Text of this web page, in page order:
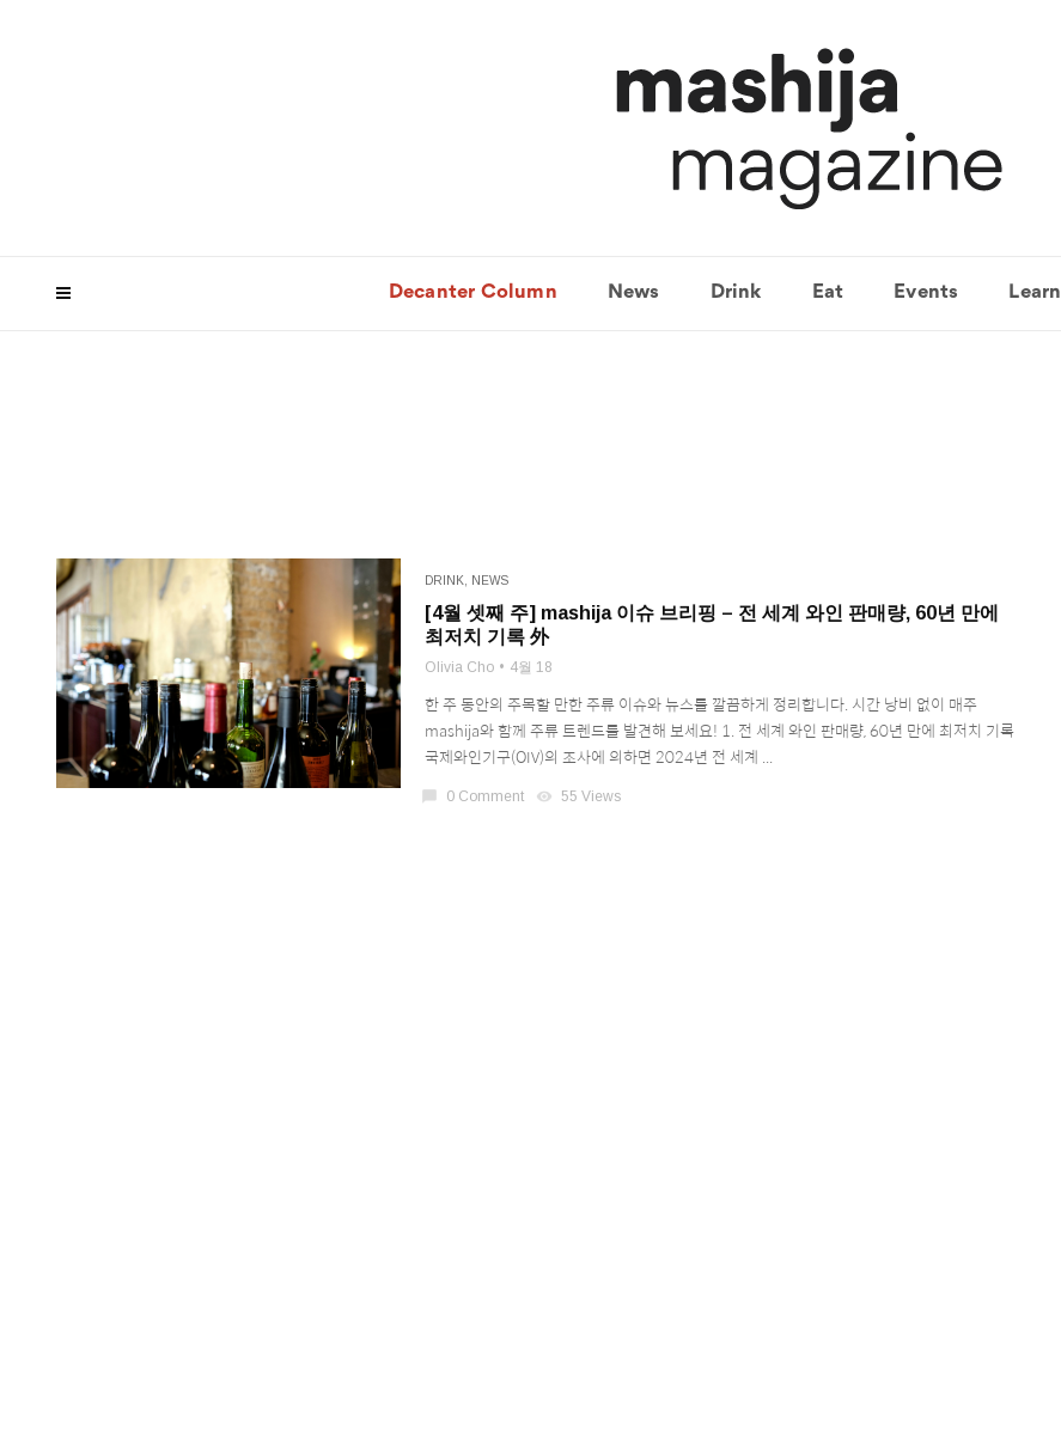
Decanter Column News Drink Eat Events Learn
DRINK NEWS
[4월 셋째 주] mashija 이슈 브리핑 – 전 세계 와인 판매량, 60년 만에
최저치 기록 外
Olivia Cho 4월 18
한 주 동안의 주목할 만한 주류 이슈와 뉴스를 깔끔하게 정리합니다. 시간 낭비 없이 매주
mashija와 함께 주류 트렌드를 발견해 보세요! 1. 전 세계 와인 판매량, 60년 만에 최저치 기록
국제와인기구(OIV)의 조사에 의하면 2024년 전 세계 ...
chat_bubble 0 Comment visibility 55 Views